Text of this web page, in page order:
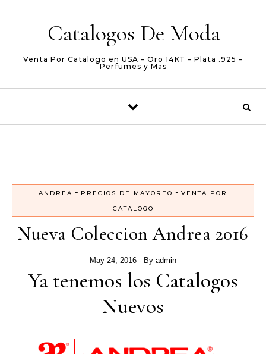
Catalogos De Moda
Venta Por Catalogo en USA – Oro 14KT – Plata .925 –
Perfumes y Mas
ANDREA - PRECIOS DE MAYOREO - VENTA POR
CATALOGO
Nueva Coleccion Andrea 2016
May 24, 2016 - By admin
Ya tenemos los Catalogos
Nuevos